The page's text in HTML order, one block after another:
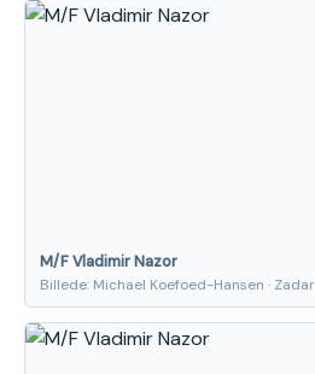
M/F Vladimir Nazor
Billede: Michael Koefoed-Hansen ·